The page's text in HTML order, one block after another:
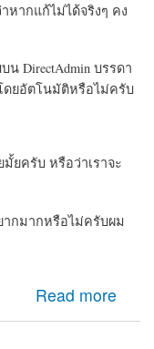
หากแก้ไม่ได้จริงๆ คง
น DirectAdmin บรรดา
ดยอัตโนมัติหรือไม่ครับ
มั้ยครับ หรือว่าเราจะ
ากมากหรือไม่ครับผม
Read more
เปลี่ยนโดเมนเว็บใน
CMS Drupal ครับ